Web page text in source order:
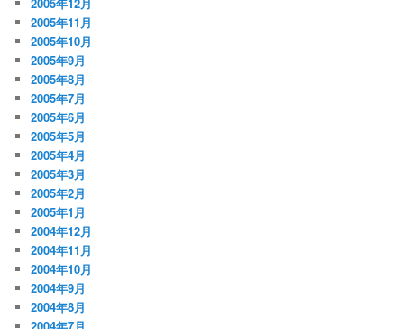
2005年12月
2005年11月
2005年10月
2005年9月
2005年8月
2005年7月
2005年6月
2005年5月
2005年4月
2005年3月
2005年2月
2005年1月
2004年12月
2004年11月
2004年10月
2004年9月
2004年8月